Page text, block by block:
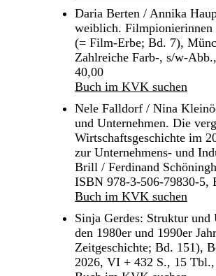
Daria Berten / Annika
weiblich. Filmpionierinnen
(= Film-Erbe; Bd. 7),
Zahlreiche Farb-, s/w-
40,00
Buch im KVK suchen
Nele Falldorf / Nina
und Unternehmen. Die
Wirtschaftsgeschichte im
zur Unternehmens- und
Brill / Ferdinand
ISBN 978-3-506-79830-5,
Buch im KVK suchen
Sinja Gerdes: Struktur
den 1980er und 1990er
Zeitgeschichte; Bd. 151),
2026, VI + 432 S., 15